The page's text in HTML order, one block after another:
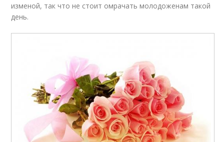
изменой, так что не стоит омрачать молодоженам такой
день.